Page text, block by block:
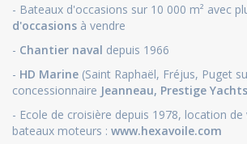
- Bateaux d'occasions sur 10 000 m² avec
d'occasions à vendre
- Chantier naval depuis 1966
- HD Marine (Saint Raphaël, Fréjus, Puget
concessionnaire Jeanneau, Prestige
- Ecole de croisière depuis 1978, location de
bateaux moteurs : www.hexavoile.com